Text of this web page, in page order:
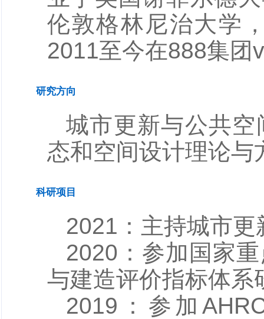
伦敦格林尼治大学
2011至今在888集团
研究方向
城市更新与公共
态和空间设计理论
科研项目
2021：主持城市
2020：参加国家
与建造评价指标体系
2019：参加